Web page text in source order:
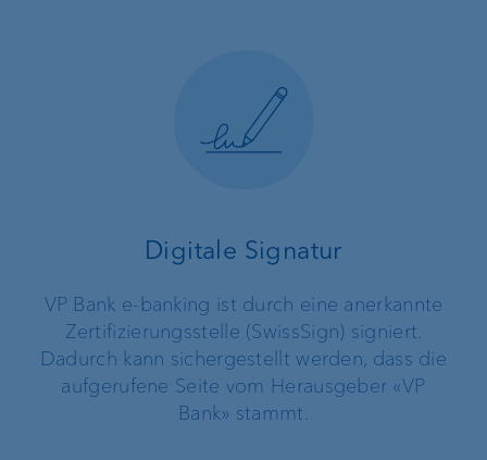
Digitale Signatur
VP Bank e-banking ist durch eine anerkannte
Zertifizierungsstelle (SwissSign) signiert.
Dadurch kann sichergestellt werden, dass die
aufgerufene Seite vom Herausgeber «VP
Bank» stammt.